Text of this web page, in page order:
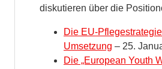
diskutieren über die
Die EU-
Umsetzung – 25.
Die „European Youth